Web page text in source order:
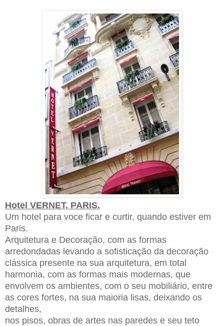
Hotel VERNET, PARIS.
Um hotel para voce ficar e curtir, quando estiver em
Paris.
Arquitetura e Decoração, com as formas
arredondadas levando a sofisticação da decoração
clássica presente na sua arquitetura, em total
harmonia, com as formas mais modernas, que
envolvem os ambientes, com o seu mobiliário, entre
as cores fortes, na sua maioria lisas, deixando os
detalhes,
nos pisos, obras de artes nas paredes e seu teto